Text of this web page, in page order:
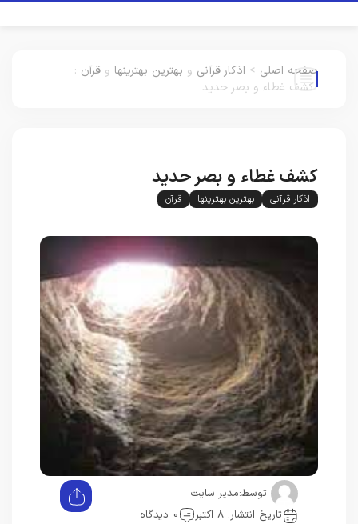
صفحه اصلی > اذکار قرآنی و بهترین بهترینها و قرآن :
کشف غطاء و بصر حدید
کشف غطاء و بصر حدید
اذکار قرآنی بهترین بهترینها قرآن
توسط:مدیر سایت
تاریخ انتشار: 8 اکتبر
0 دیدگاه